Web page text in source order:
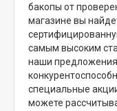
бакопы от
магазине вы
самым высоким
наши
специальные
можете